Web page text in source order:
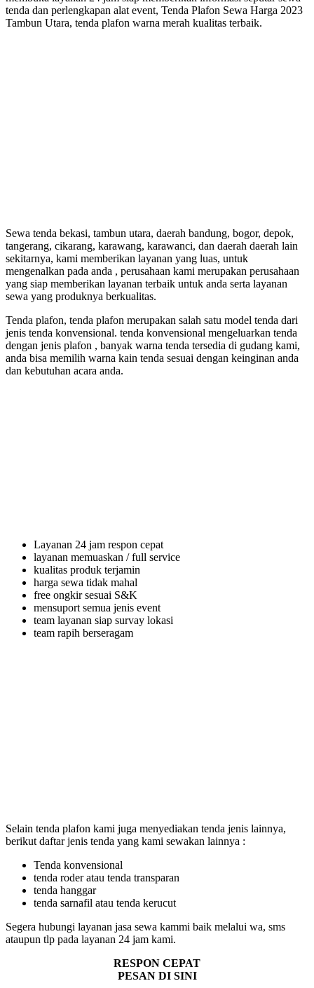
tenda dan perlengkapan alat event, Tenda Plafon Sewa Harga 2023
Tambun Utara, tenda plafon warna merah kualitas terbaik.
Sewa tenda bekasi, tambun utara, daerah bandung, bogor, depok,
tangerang, cikarang, karawang, karawanci, dan daerah daerah lain
sekitarnya, kami memberikan layanan yang luas, untuk
mengenalkan pada anda , perusahaan kami merupakan perusahaan
yang siap memberikan layanan terbaik untuk anda serta layanan
sewa yang produknya berkualitas.
Tenda plafon, tenda plafon merupakan salah satu model tenda dari
jenis tenda konvensional. tenda konvensional mengeluarkan tenda
dengan jenis plafon , banyak warna tenda tersedia di gudang kami,
anda bisa memilih warna kain tenda sesuai dengan keinginan anda
dan kebutuhan acara anda.
Layanan 24 jam respon cepat
layanan memuaskan / full service
kualitas produk terjamin
harga sewa tidak mahal
free ongkir sesuai S&K
mensuport semua jenis event
team layanan siap survay lokasi
team rapih berseragam
Selain tenda plafon kami juga menyediakan tenda jenis lainnya,
berikut daftar jenis tenda yang kami sewakan lainnya :
Tenda konvensional
tenda roder atau tenda transparan
tenda hanggar
tenda sarnafil atau tenda kerucut
Segera hubungi layanan jasa sewa kammi baik melalui wa, sms
ataupun tlp pada layanan 24 jam kami.
RESPON CEPAT
PESAN DI SINI